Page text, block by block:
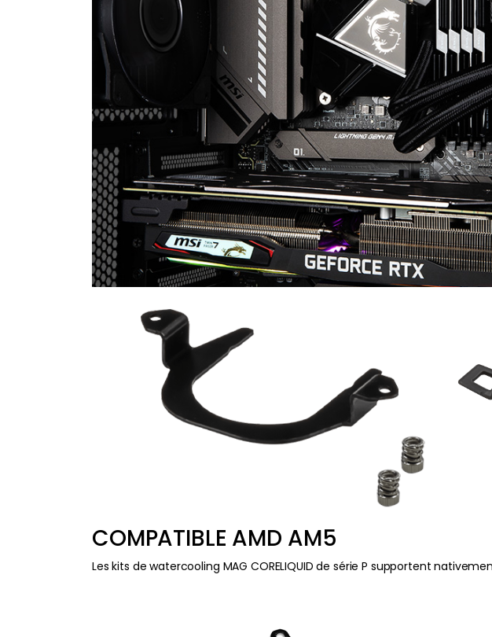
COMPATIBLE AMD AM5
Les kits de watercooling MAG CORELIQUID de série P supportent